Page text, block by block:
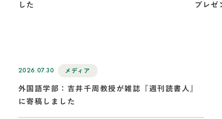
した
プレゼ
2026.07.30 メディア
外国語学部：吉井千周教授が雑誌『週刊読書人』
に寄稿しました